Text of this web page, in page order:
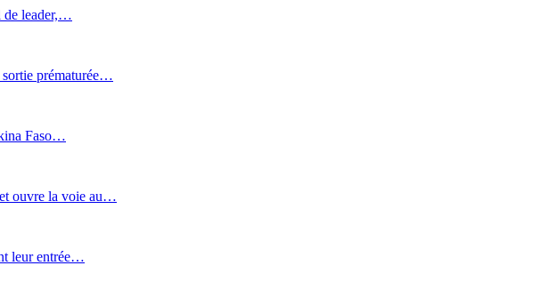
de leader,…
prématurée…
Faso…
ouvre la voie au…
leur entrée…